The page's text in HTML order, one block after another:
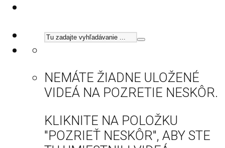
NEMÁTE ŽIADNE ULOŽENÉ
VIDEÁ NA POZRETIE NESKÔR.
KLIKNITE NA POLOŽKU
"POZRIEŤ NESKÔR", ABY STE